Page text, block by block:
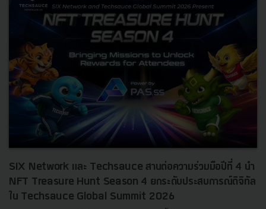
SIX Network และ Techsauce สานต่อความร่วมมือปีที่ 4 นำ
NFT Treasure Hunt Season 4 ยกระดับประสบการณ์ดิจิทัล
ใน Techsauce Global Summit 2026